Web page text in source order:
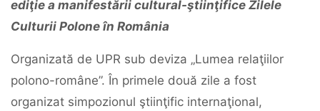
ediţie a manifestării cultural-ştiinţifice Zilele
Culturii Polone în România
Organizată de UPR sub deviza „Lumea relaţiilor
polono-române”. În primele două zile a fost
organizat simpozionul ştiinţific internaţional,